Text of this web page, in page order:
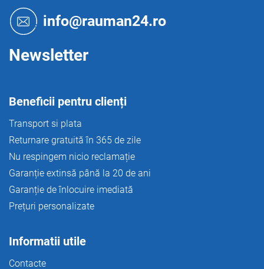
info@rauman24.ro
Newsletter
Beneficii pentru clienți
Transport si plata
Returnare gratuită în 365 de zile
Nu respingem nicio reclamație
Garanție extinsă până la 20 de ani
Garanție de înlocuire imediată
Prețuri personalizate
Informatii utile
Contacte